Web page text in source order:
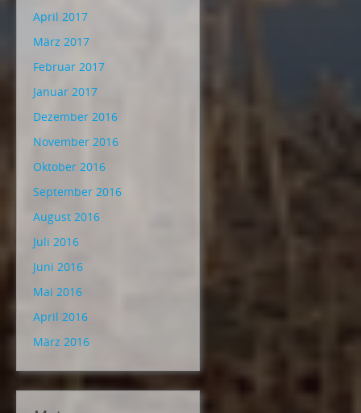
April 2017
März 2017
Februar 2017
Januar 2017
Dezember 2016
November 2016
Oktober 2016
September 2016
August 2016
Juli 2016
Juni 2016
Mai 2016
April 2016
März 2016